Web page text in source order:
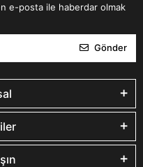
e-posta ile haberdar olmak
Gönder